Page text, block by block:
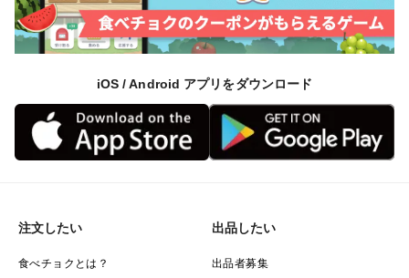
iOS / Android アプリをダウンロード
注文したい
食べチョクとは？
出品したい
出品者募集